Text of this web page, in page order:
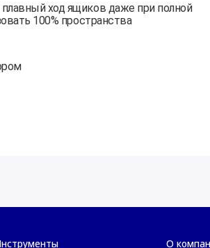
ход ящиков даже при полной
100% пространства
О